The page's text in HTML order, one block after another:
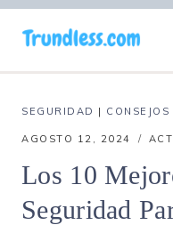
Saltar
SEGURIDAD |
AGOSTO 12, 2024
Los 10
Seguridad